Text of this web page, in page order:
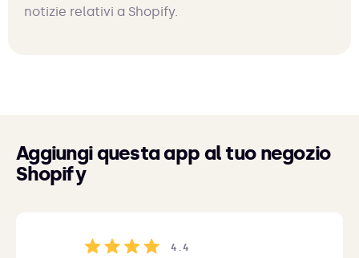
notizie relativi a Shopify.
Aggiungi questa app al tuo negozio
Shopify
4.4